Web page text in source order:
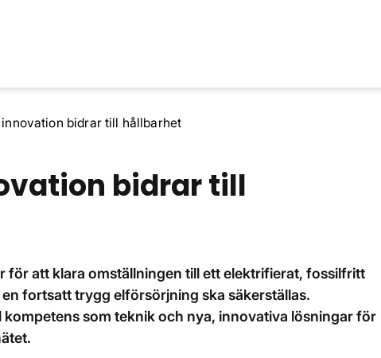
bidrar till hållbarhet
bidrar till
för att klara omställningen till ett elektrifierat, fossilfritt
fortsatt trygg elförsörjning ska säkerställas.
som teknik och nya, innovativa lösningar för